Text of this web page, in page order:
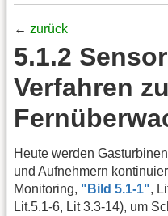
← zurück
5.1.2
Verfahren
Heute werden
und Aufnehmern
Monitoring, "Bild 5.1-1",
Lit.5.1-6, Lit 3.3-14), um